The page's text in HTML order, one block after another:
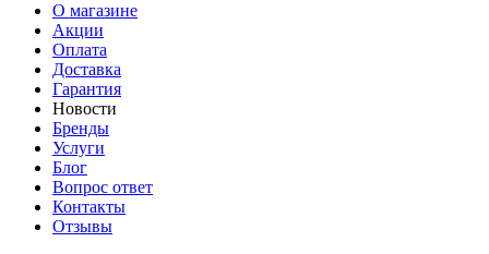
О магазине
Акции
Оплата
Доставка
Гарантия
Новости
Бренды
Услуги
Блог
Вопрос ответ
Контакты
Отзывы